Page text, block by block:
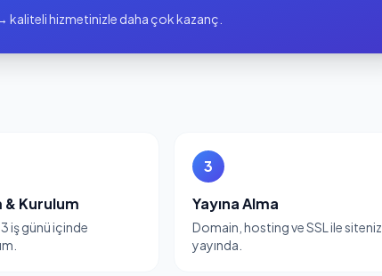
hizmetinizle daha çok kazanç.
& Kurulum
iş günü içinde
3
Yayına Alma
Domain, hosting ve SSL ile siteniz
yayında.